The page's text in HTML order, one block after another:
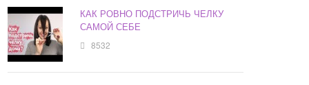
КАК РОВНО ПОДСТРИЧЬ ЧЕЛКУ
САМОЙ СЕБЕ
8532